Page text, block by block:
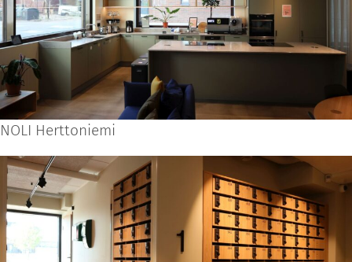
NOLI Herttoniemi